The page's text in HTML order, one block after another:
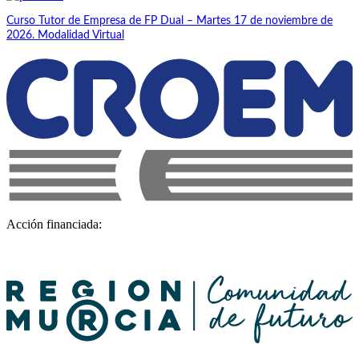
Curso Tutor de Empresa de FP Dual – Martes 17 de noviembre de
2026. Modalidad Virtual
Acción financiada: